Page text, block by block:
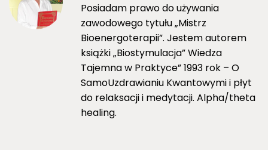
Posiadam prawo do używania
zawodowego tytułu „Mistrz
Bioenergoterapii”. Jestem autorem
książki „Biostymulacja” Wiedza
Tajemna w Praktyce” 1993 rok – O
SamoUzdrawianiu Kwantowymi i płyt
do relaksacji i medytacji. Alpha/theta
healing.